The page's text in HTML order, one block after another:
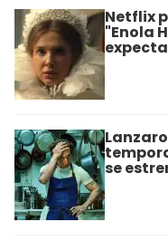
Netflix
"Enola
se